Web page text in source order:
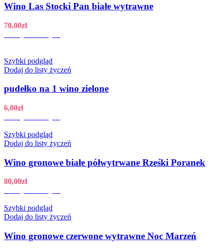
Wino Las Stocki Pan białe wytrawne
70,00zł
Szybki podgląd
Dodaj do listy życzeń
pudełko na 1 wino zielone
6,00zł
Szybki podgląd
Dodaj do listy życzeń
Wino gronowe białe półwytrwane Rześki Poranek
80,00zł
Szybki podgląd
Dodaj do listy życzeń
Wino gronowe czerwone wytrawne Noc Marzeń